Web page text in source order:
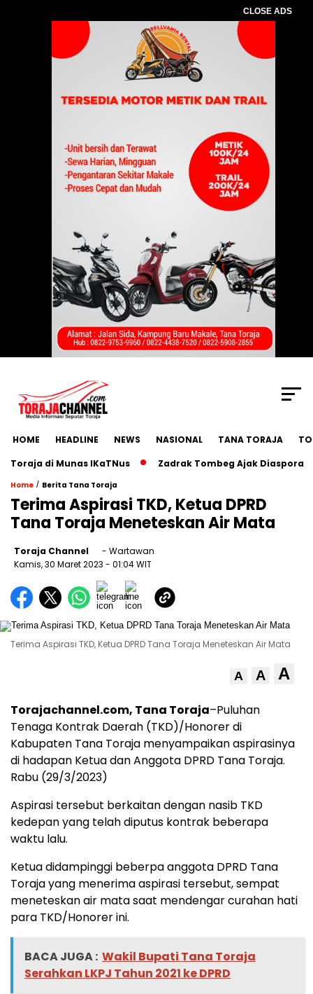
CLOSE ADS
HOME HEADLINE NEWS NASIONAL TANA TORAJA
di Munas IKaTNus
Zadrak Tombeg Ajak Diaspora
Home / Berita Tana Toraja
Terima Aspirasi TKD, Ketua DPRD
Tana Toraja Meneteskan Air Mata
Toraja Channel
- Wartawan
Kamis, 30 Maret 2023 - 01:04 WIT
Terima Aspirasi TKD, Ketua DPRD Tana Toraja Meneteskan Air Mata
A A A
Torajachannel.com, Tana Toraja–Puluhan
Tenaga Kontrak Daerah (TKD)/Honorer di
Kabupaten Tana Toraja menyampaikan aspirasinya
di hadapan Ketua dan Anggota DPRD Tana Toraja.
Rabu (29/3/2023)
Aspirasi tersebut berkaitan dengan nasib TKD
kedepan yang telah diputus kontrak beberapa
waktu lalu.
Ketua didampinggi beberpa anggota DPRD Tana
Toraja yang menerima aspirasi tersebut, sempat
meneteskan air mata saat mendengar curahan hati
para TKD/Honorer ini.
BACA JUGA : Wakil Bupati Tana Toraja
Serahkan LKPJ Tahun 2021 ke DPRD